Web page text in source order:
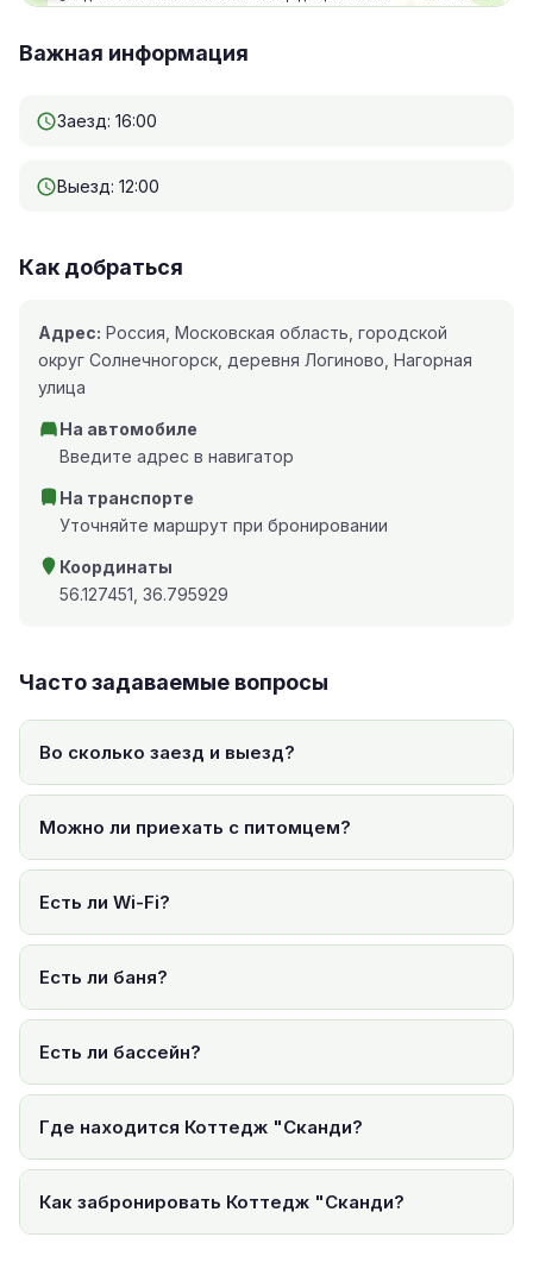
Важная информация
Заезд: 16:00
Выезд: 12:00
Как добраться
Адрес: Россия, Московская область, городской
округ Солнечногорск, деревня Логиново, Нагорная
улица
На автомобиле
Введите адрес в навигатор
На транспорте
Уточняйте маршрут при бронировании
Координаты
56.127451, 36.795929
Часто задаваемые вопросы
Во сколько заезд и выезд?
Можно ли приехать с питомцем?
Есть ли Wi-Fi?
Есть ли баня?
Есть ли бассейн?
Где находится Коттедж "Сканди?
Как забронировать Коттедж "Сканди?